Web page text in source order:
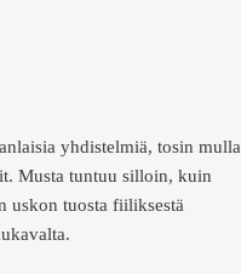
yhdistelmiä, tosin mulla
Musta tuntuu silloin, kuin
uskon tuosta fiiliksestä